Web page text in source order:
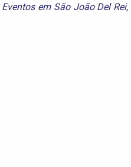
Eventos em São João Del Rei,